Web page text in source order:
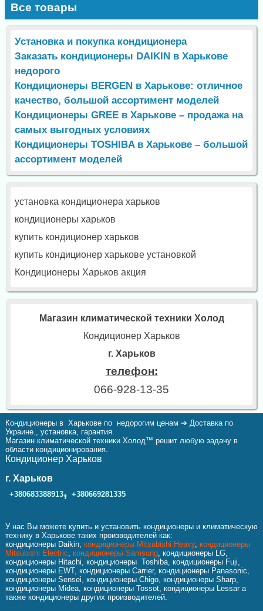
Все товары
Установка и покупка кондиционера
Заказать кондиционеры DAIKIN в Харькове
недорого
Кондиционеры BERGEN в Харькове: отличное
качество, большой ассортимент моделей
Кондиционеры GREE в Харькове – продажа на
самых выгодных условиях
Кондиционеры TOSHIBA в Харькове – большой
ассортимент моделей
установка кондиционера харьков
кондиционеры харьков
купить кондиционер харьков
купить кондиционер харькове установкой
Кондиционеры Харьков акция
Магазин климатической техники Холод
Кондиционер Харьков
г. Харьков
телефон:
066-928-13-35
Кондиционеры в Харькове по недорогим ценам ➔ Доставка по
Украине., установка, гарантия.
Магазин климатической техники Холод™ решит любую задачу в
области кондиционирования.
Кондиционер Харьков
г. Харьков
+380683388913, +380669281335
У нас Вы можете купить и установить кондиционеры и климатическую
технику в Харькове таких производителей как:
кондиционеры Daikin, кондиционеры Mitsubishi Heavy, кондиционеры
Mitsubishi Electric кондиционеры Samsung, кондиционеры LG,
кондиционеры Hitachi, кондиционеры Toshiba, кондиционеры Fuji,
кондиционеры EWT, кондиционеры Carrier, кондиционеры Panasonic,
кондиционеры Sensei, кондиционеры Chigo, кондиционеры Sharp,
кондиционеры Midea, кондиционеры Tossot, кондиционеры Lessar а
также кондиционеры других производителей.